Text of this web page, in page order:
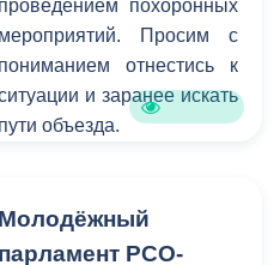
проведением похоронных
мероприятий. Просим с
пониманием отнестись к
и заранее искать
пути объезда.
Молодёжный
парламент РСО-